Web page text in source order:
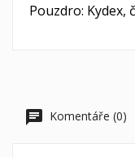
Pouzdro: Kydex,
Komentáře (0)